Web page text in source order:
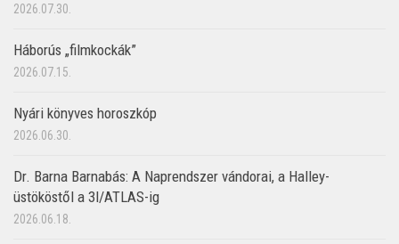
2026.07.30.
Háborús „filmkockák”
2026.07.15.
Nyári könyves horoszkóp
2026.06.30.
Dr. Barna Barnabás: A Naprendszer vándorai, a Halley-
üstököstől a 3I/ATLAS-ig
2026.06.18.